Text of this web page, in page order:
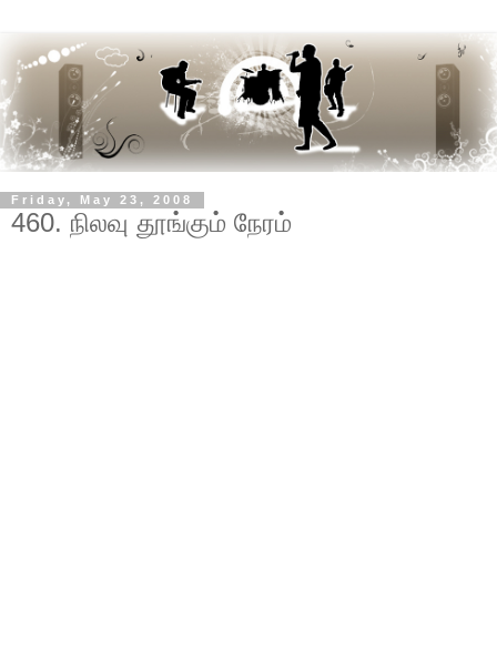
Friday, May 23, 2008
460. நிலவு தூங்கும் நேரம்